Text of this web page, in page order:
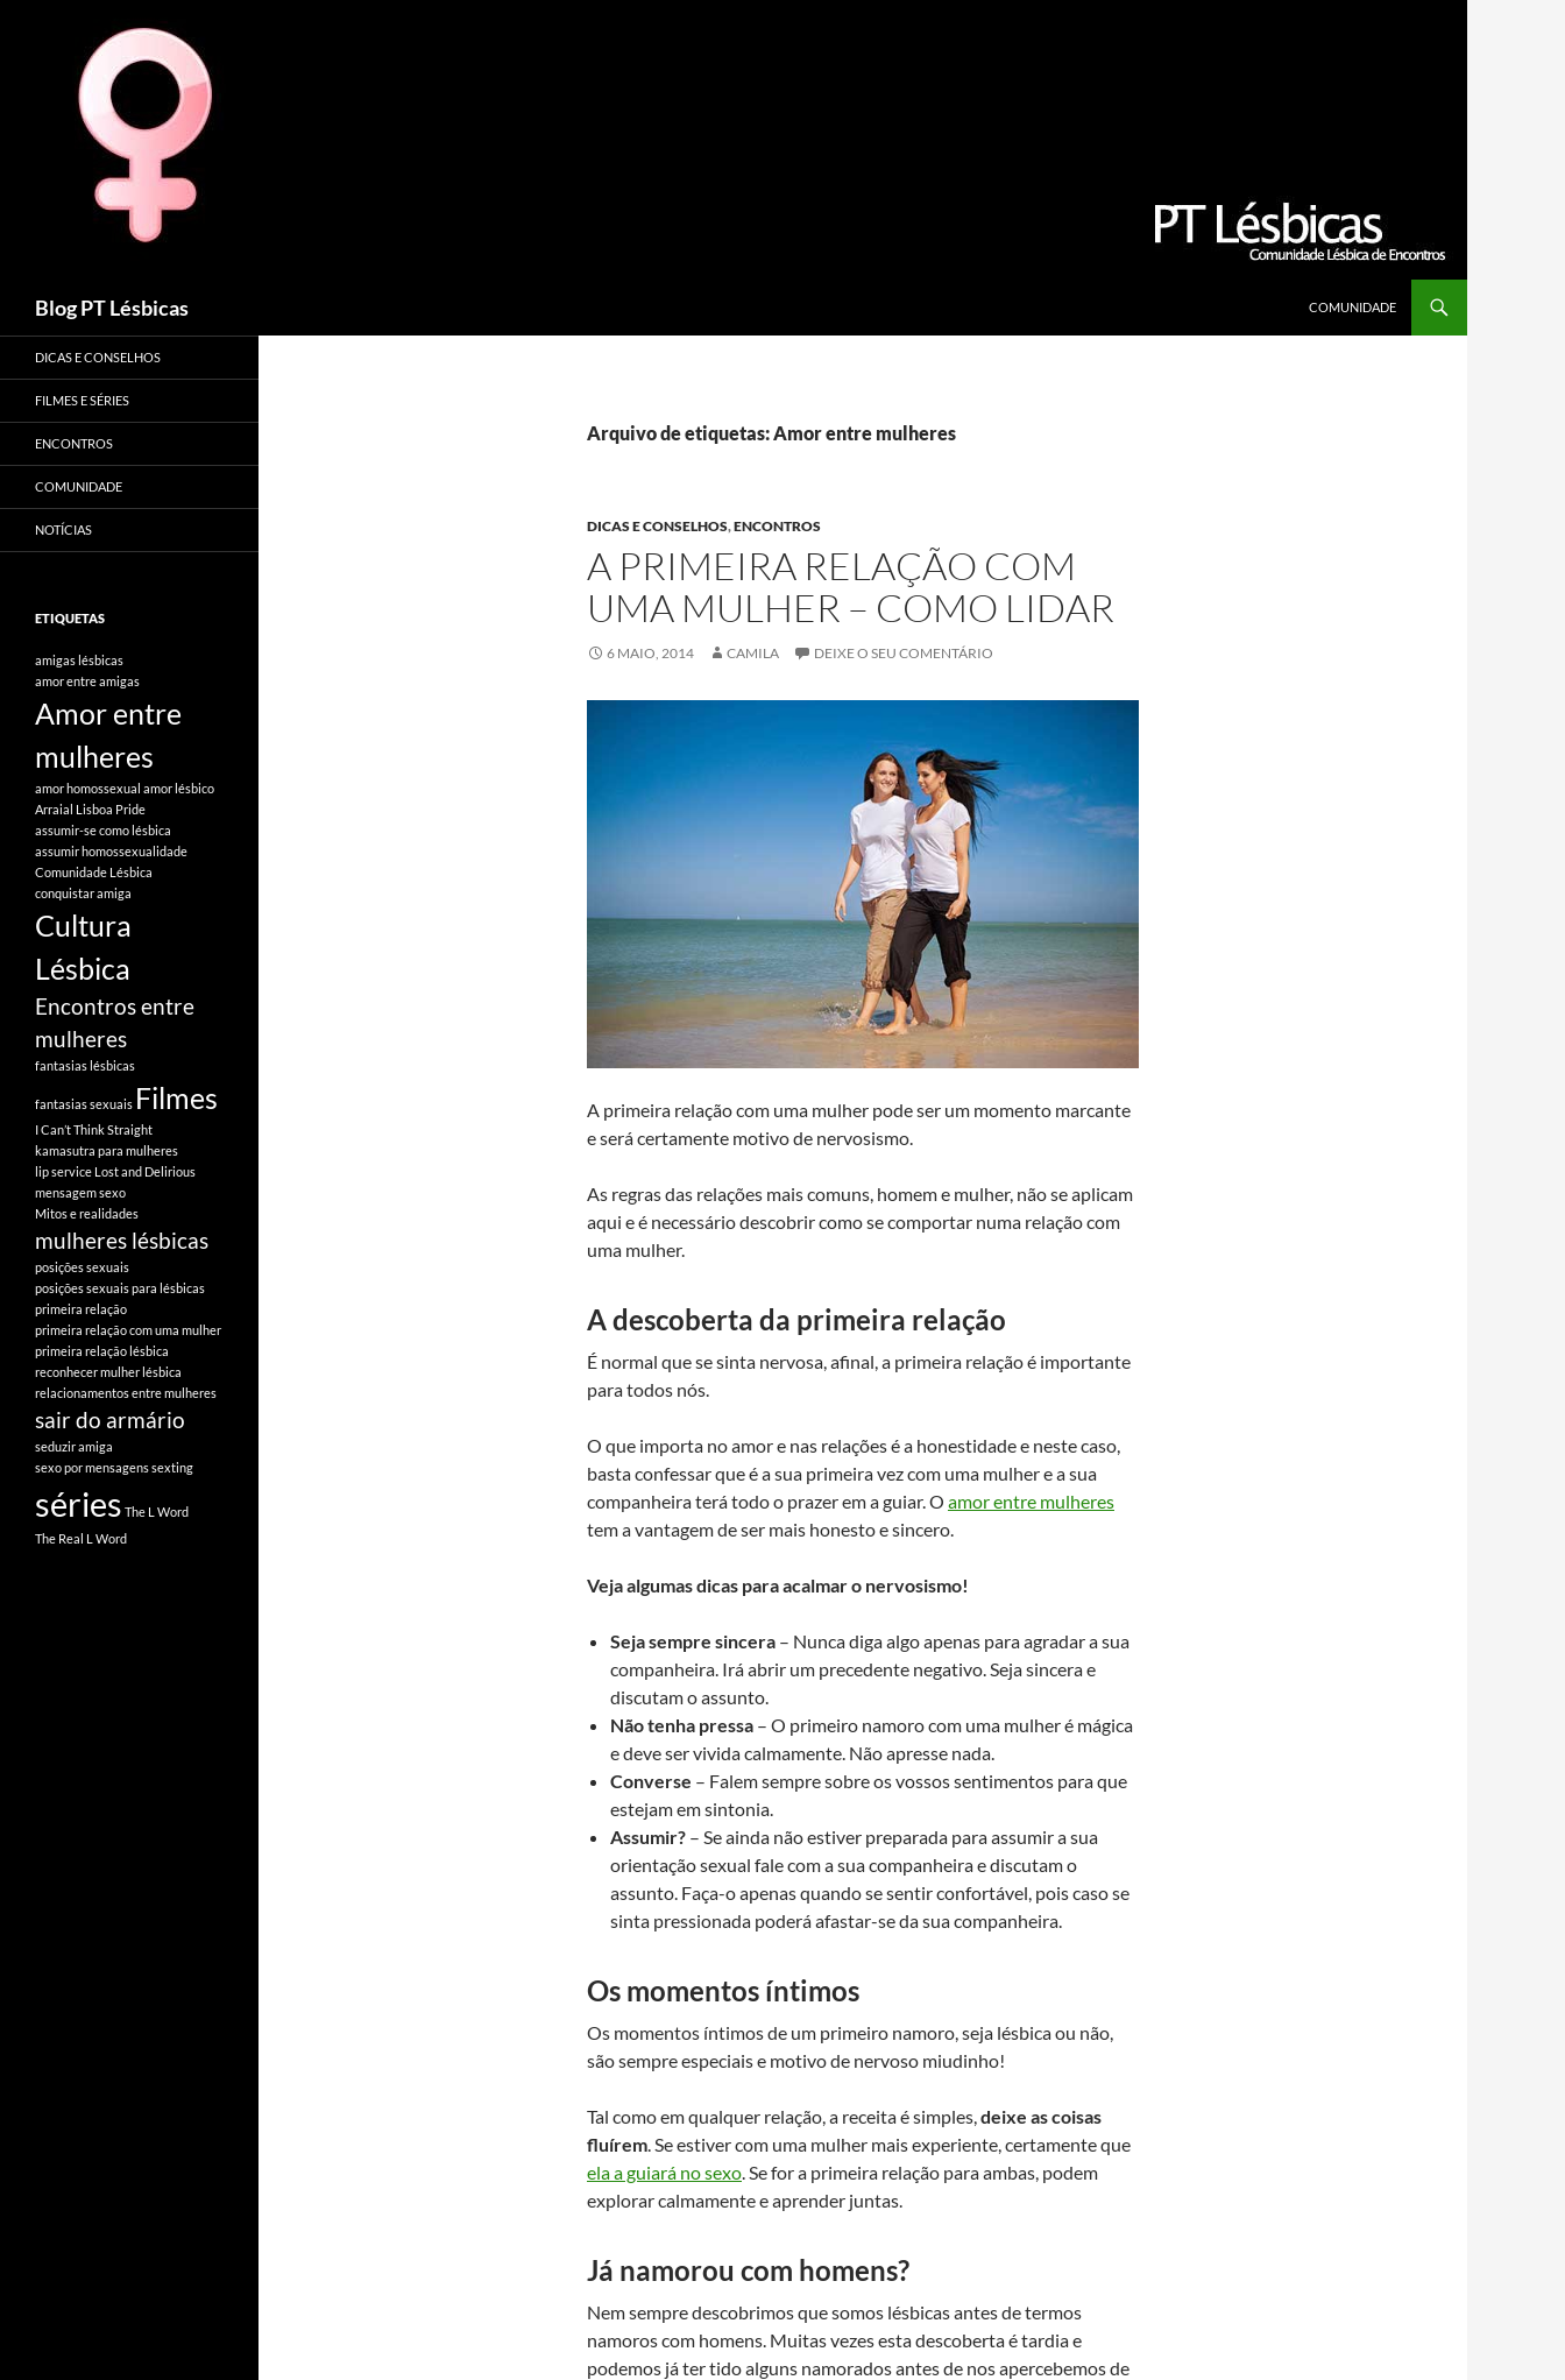
Blog PT Lésbicas
COMUNIDADE
Arquivo de etiquetas: Amor entre mulheres
DICAS E CONSELHOS,ENCONTROS
A PRIMEIRA RELAÇÃO COM
UMA MULHER – COMO LIDAR
6 MAIO, 2014 CAMILA DEIXE O SEU COMENTÁRIO
A primeira relação com uma mulher pode ser um momento marcante
e será certamente motivo de nervosismo.
As regras das relações mais comuns, homem e mulher, não se aplicam
aqui e é necessário descobrir como se comportar numa relação com
uma mulher.
A descoberta da primeira relação
É normal que se sinta nervosa, afinal, a primeira relação é importante
para todos nós.
O que importa no amor e nas relações é a honestidade e neste caso,
basta confessar que é a sua primeira vez com uma mulher e a sua
companheira terá todo o prazer em a guiar. O amor entre mulheres
tem a vantagem de ser mais honesto e sincero.
Veja algumas dicas para acalmar o nervosismo!
Seja sempre sincera – Nunca diga algo apenas para agradar a sua
companheira. Irá abrir um precedente negativo. Seja sincera e
discutam o assunto.
Não tenha pressa – O primeiro namoro com uma mulher é mágica
e deve ser vivida calmamente. Não apresse nada.
Converse – Falem sempre sobre os vossos sentimentos para que
estejam em sintonia.
Assumir? – Se ainda não estiver preparada para assumir a sua
orientação sexual fale com a sua companheira e discutam o
assunto. Faça-o apenas quando se sentir confortável, pois caso se
sinta pressionada poderá afastar-se da sua companheira.
Os momentos íntimos
Os momentos íntimos de um primeiro namoro, seja lésbica ou não,
são sempre especiais e motivo de nervoso miudinho!
Tal como em qualquer relação, a receita é simples,deixe as coisas
fluírem. Se estiver com uma mulher mais experiente, certamente que
ela a guiará no sexo. Se for a primeira relação para ambas, podem
explorar calmamente e aprender juntas.
Já namorou com homens?
Nem sempre descobrimos que somos lésbicas antes de termos
namoros com homens. Muitas vezes esta descoberta é tardia e
podemos já ter tido alguns namorados antes de nos apercebemos de
DICAS E CONSELHOS
FILMES E SÉRIES
ENCONTROS
COMUNIDADE
NOTÍCIAS
ETIQUETAS
amigas lésbicas
amor entre amigas
Amor entre
mulheres
amor homossexual amor lésbico
Arraial Lisboa Pride
assumir-se como lésbica
assumir homossexualidade
Comunidade Lésbica
conquistar amiga
Cultura
Lésbica
Encontros entre
mulheres
fantasias lésbicas
fantasias sexuais Filmes
I Can’t Think Straight
kamasutra para mulheres
lip service Lost and Delirious
mensagem sexo
Mitos e realidades
mulheres lésbicas
posições sexuais
posições sexuais para lésbicas
primeira relação
primeira relação com uma mulher
primeira relação lésbica
reconhecer mulher lésbica
relacionamentos entre mulheres
sair do armário
seduzir amiga
sexo por mensagenssexting
séries The L Word
The Real L Word